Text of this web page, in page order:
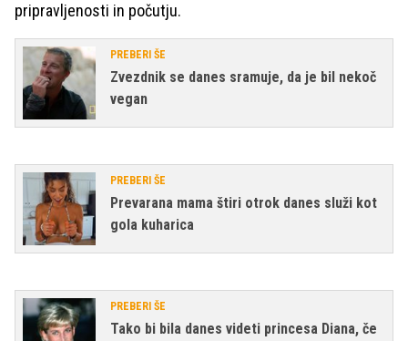
pripravljenosti in počutju.
PREBERI ŠE
Zvezdnik se danes sramuje, da je bil nekoč
vegan
PREBERI ŠE
Prevarana mama štiri otrok danes služi kot
gola kuharica
PREBERI ŠE
Tako bi bila danes videti princesa Diana, če